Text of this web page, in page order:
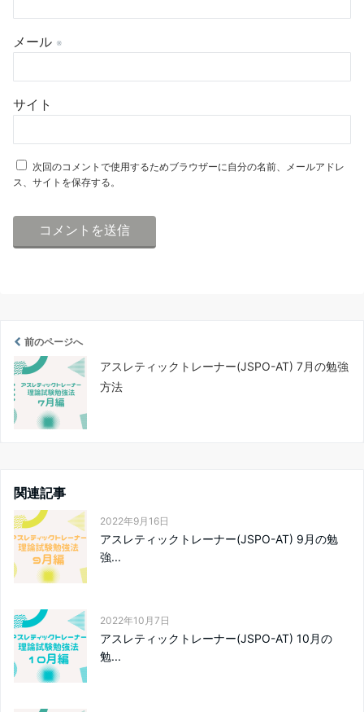
メール ※
サイト
次回のコメントで使用するためブラウザーに自分の名前、メールアドレ
ス、サイトを保存する。
前のページへ
アスレティックトレーナー(JSPO-AT) 7月の勉強
方法
関連記事
2022年9月16日
アスレティックトレーナー(JSPO-AT) 9月の勉
強...
2022年10月7日
アスレティックトレーナー(JSPO-AT) 10月の
勉...